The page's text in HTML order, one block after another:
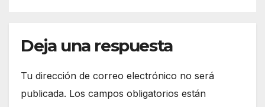
Deja una respuesta
Tu dirección de correo electrónico no será
publicada. Los campos obligatorios están